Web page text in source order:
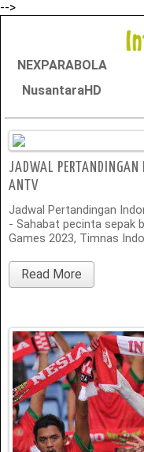
-->
NEXPARABOLA
NusantaraHD
JADWAL PERTANDINGAN
ANTV
Jadwal Pertandingan
- Sahabat pecinta sepak
Games 2023, Timnas
Read More